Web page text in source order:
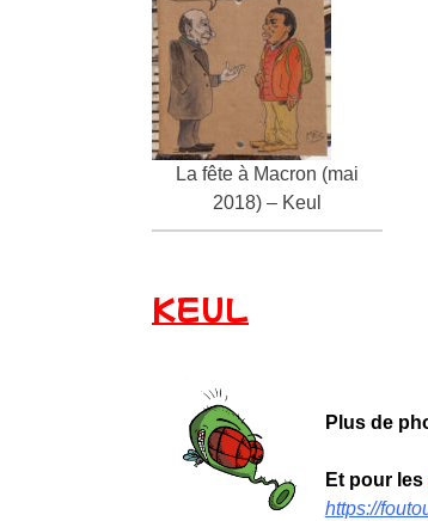
La fête à Macron (mai
2018) – Keul
KEUL
Plus de
Et pour les
https://